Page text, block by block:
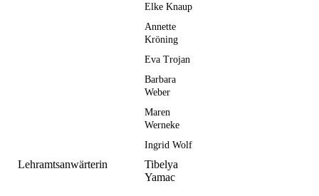
Elke Knaup
Annette
Kröning
Eva Trojan
Barbara
Weber
Maren
Werneke
Ingrid Wolf
Lehramtsanwärterin
Tibelya
Yamac